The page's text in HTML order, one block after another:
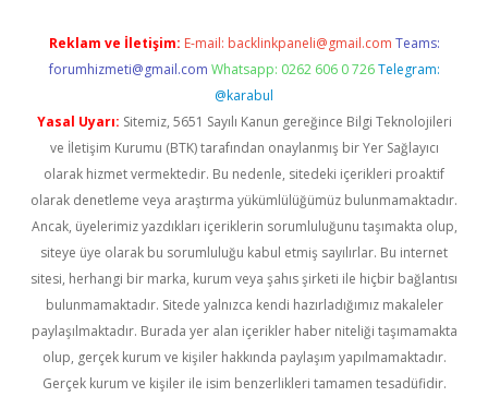
Reklam ve İletişim: E-mail: backlinkpaneli@gmail.com Teams:
forumhizmeti@gmail.com Whatsapp: 0262 606 0 726 Telegram:
@karabul
Yasal Uyarı: Sitemiz, 5651 Sayılı Kanun gereğince Bilgi Teknolojileri
ve İletişim Kurumu (BTK) tarafından onaylanmış bir Yer Sağlayıcı
olarak hizmet vermektedir. Bu nedenle, sitedeki içerikleri proaktif
olarak denetleme veya araştırma yükümlülüğümüz bulunmamaktadır.
Ancak, üyelerimiz yazdıkları içeriklerin sorumluluğunu taşımakta olup,
siteye üye olarak bu sorumluluğu kabul etmiş sayılırlar. Bu internet
sitesi, herhangi bir marka, kurum veya şahıs şirketi ile hiçbir bağlantısı
bulunmamaktadır. Sitede yalnızca kendi hazırladığımız makaleler
paylaşılmaktadır. Burada yer alan içerikler haber niteliği taşımamakta
olup, gerçek kurum ve kişiler hakkında paylaşım yapılmamaktadır.
Gerçek kurum ve kişiler ile isim benzerlikleri tamamen tesadüfidir.